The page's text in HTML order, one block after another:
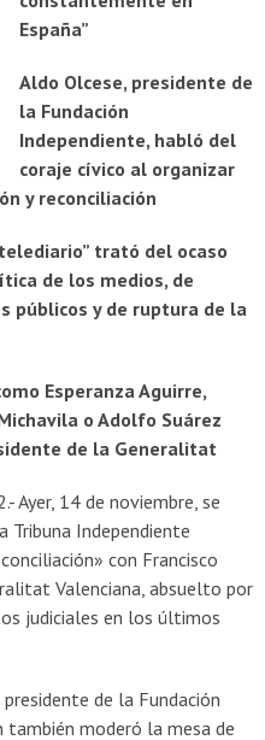
España”
Aldo Olcese, presidente de
la Fundación
Independiente, habló del
coraje cívico al organizar
y reconciliación
trató del ocaso
de los medios, de
públicos y de ruptura de la
Esperanza Aguirre,
o Adolfo Suárez
de la Generalitat
Ayer, 14 de noviembre, se
Tribuna Independiente
con Francisco
Valenciana, absuelto por
judiciales en los últimos
de la Fundación
también moderó la mesa de